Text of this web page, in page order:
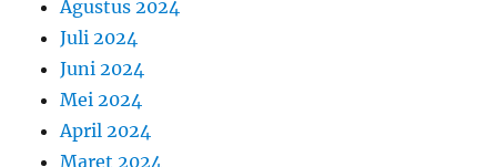
Agustus 2024
Juli 2024
Juni 2024
Mei 2024
April 2024
Maret 2024